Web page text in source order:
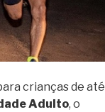
crianças de até
Adulto, o